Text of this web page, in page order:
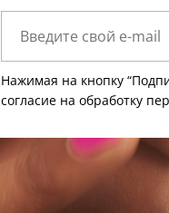
Нажимая на кнопку
согласие на обработку